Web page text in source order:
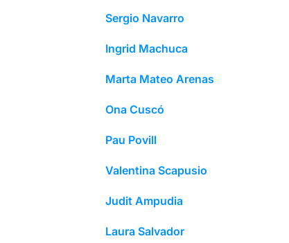
Sergio Navarro
Ingrid Machuca
Marta Mateo Arenas
Ona Cuscó
Pau Povill
Valentina Scapusio
Judit Ampudia
Laura Salvador